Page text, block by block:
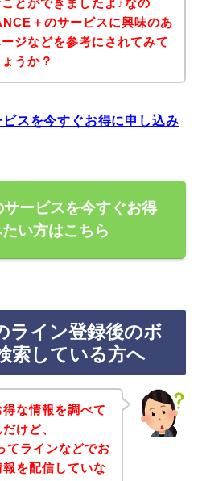
とができましたよ♪なの
＋のサービスに興味のあ
ジなどを参考にされてみて
うか？
スを今すぐお得に申し込み
ービスを今すぐお得
い方はこちら
ライン登録後のボ
索している方へ
な情報を調べて
けど、
ラインなどでお
を配信していな